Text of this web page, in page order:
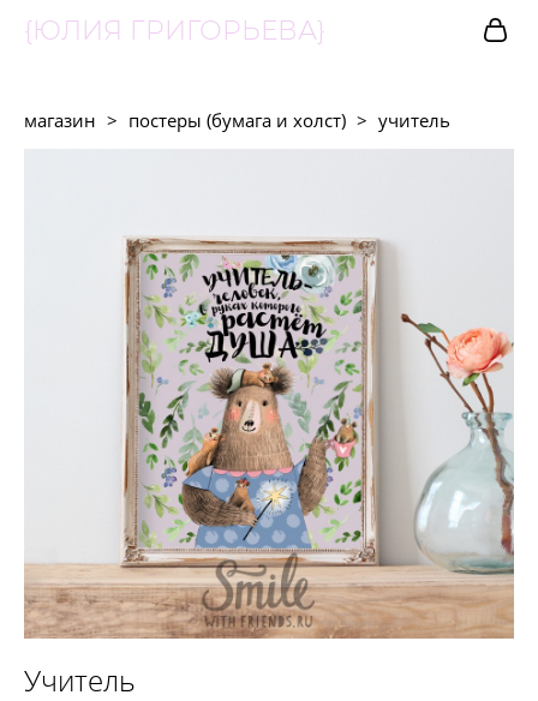
{ЮЛИЯ ГРИГОРЬЕВА}
магазин > постеры (бумага и холст) > учитель
Учитель